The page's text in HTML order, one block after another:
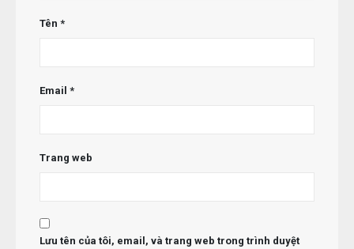
Tên *
Email *
Trang web
Lưu tên của tôi, email, và trang web trong trình duyệt